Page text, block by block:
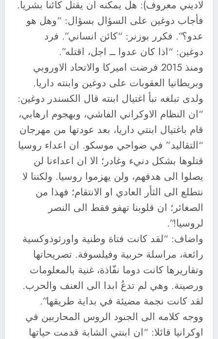
لاديني معروف): هل يمكنه ان يقتل كائنا بشريا.
فأجاب دوغين على السؤال بسؤال: “وهل هو
عدو؟”. فكرر بوزنر: “كائن انساني”. فرد
دوغين: “اذا كان عدوا ــ اجل، اقتله”.
ومنذ 2015 فرضت اميركا والاتحاد الاوروبي
وبريطانيا العقوبات على دوغين وابنته داريا.
ولدى تبلغه نبأ اغتيال ابنته قال الكسندر دوغين:
“ان النظام الاوكراني الفاشي، وبهجوم ارهابي،
قام باغتيال ابنتي داريا، بعد عودتها من مهرجان
“التقاليد” في ضواحي موسكو. ان اعداء روسيا
قتلوها بشكل دنيء وغادر؛ الا ان اعداءنا لن
يصلوا الى هدفهم، ولن يهزموا روسيا. ولكننا لا
نتطلع الى الثأر العادي او الانتقام؛ فهذا من
الصغائر؛ ان قلوبنا تهفو فقط الى النصر
لروسيا!”.
واضاف: “لقد كانت فتاة وطنية واورثوذوكسية
رائعة، مراسلة حربية وفيلسوفة. تصريحاتها
وتقاريرها كانت دوما نفّاذة، غنية بالمعلومات
ورصينة. وهي لم تدعُ ابدا الى العنف والحرب.
لقد كانت نجمة مضيئة في بداية طريقها”.
ووجه كلامه الى الجنود الروس المحاربين في
اوكرانيا قائلا: “ان ابنتي الشابة قدمت حياتها